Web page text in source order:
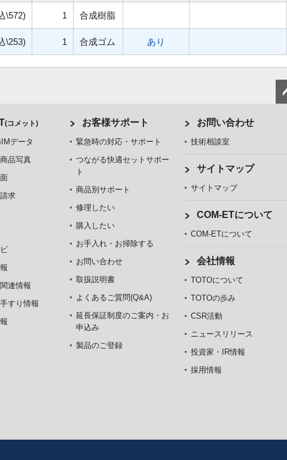
\572) 1 合成樹脂
\253) 1 合成ゴム あり
(コメット)
データ
品写真
求
連情報
すり情報
お客様サポート
緊急時の対応・サポート
つながる快適セットサポー
ト
商品別サポート
修理したい
購入したい
お手入れ・お掃除する
お問い合わせ
取扱説明書
よくあるご質問(Q&A)
延長保証制度のご案内・お
申込み
製品のご登録
お問い合わせ
技術相談室
サイトマップ
サイトマップ
COM-ETについて
COM-ETについて
会社情報
TOTOについて
TOTOの歩み
CSR活動
ニュースリリース
投資家・IR情報
採用情報